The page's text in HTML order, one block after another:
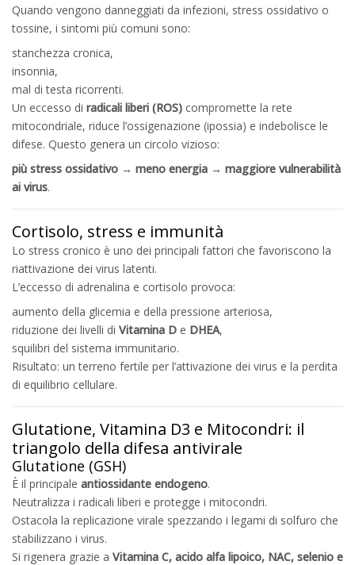
Quando vengono danneggiati da infezioni, stress ossidativo o
tossine, i sintomi più comuni sono:
stanchezza cronica,
insonnia,
mal di testa ricorrenti.
Un eccesso di radicali liberi (ROS) compromette la rete
mitocondriale, riduce l’ossigenazione (ipossia) e indebolisce le
difese. Questo genera un circolo vizioso:
più stress ossidativo → meno energia → maggiore vulnerabilità
ai virus.
Cortisolo, stress e immunità
Lo stress cronico è uno dei principali fattori che favoriscono la
riattivazione dei virus latenti.
L’eccesso di adrenalina e cortisolo provoca:
aumento della glicemia e della pressione arteriosa,
riduzione dei livelli di Vitamina D e DHEA,
squilibri del sistema immunitario.
Risultato: un terreno fertile per l’attivazione dei virus e la perdita
di equilibrio cellulare.
Glutatione, Vitamina D3 e Mitocondri: il
triangolo della difesa antivirale
Glutatione (GSH)
È il principale antiossidante endogeno.
Neutralizza i radicali liberi e protegge i mitocondri.
Ostacola la replicazione virale spezzando i legami di solfuro che
stabilizzano i virus.
Si rigenera grazie a Vitamina C, acido alfa lipoico, NAC, selenio e